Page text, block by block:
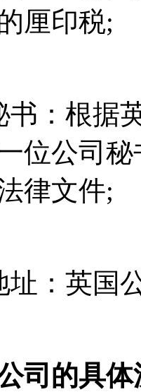
厘印税;
根据英
位公司
律文件;
英国公
的具体